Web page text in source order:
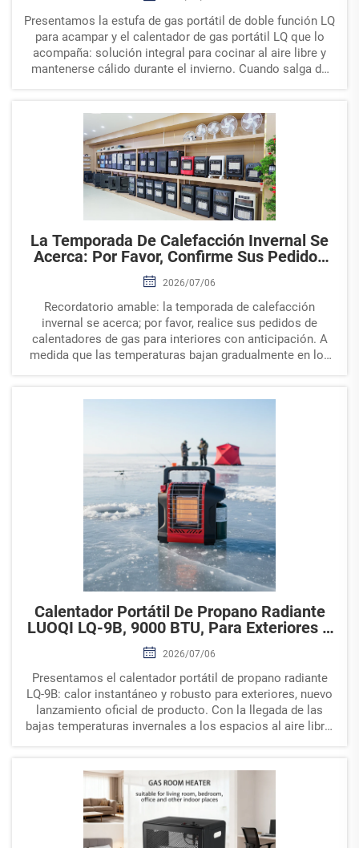
Cocinar Al Aire Libre Y Mantenerse Cálido
En Autocaravanas
Presentamos la estufa de gas portátil de doble función LQ
para acampar y el calentador de gas portátil LQ que lo
acompaña: solución integral para cocinar al aire libre y
mantenerse cálido durante el invierno. Cuando salga de
La Temporada De Calefacción Invernal Se
Acerca: Por Favor, Confirme Sus Pedidos
De Calentadores De Gas Para Interiores
Con Anticipación
2026/07/06
Recordatorio amable: la temporada de calefacción
invernal se acerca; por favor, realice sus pedidos de
calentadores de gas para interiores con anticipación. A
medida que las temperaturas bajan gradualmente en los
gustaría...
Calentador Portátil De Propano Radiante
LUOQI LQ-9B, 9000 BTU, Para Exteriores Y
Tiendas De Pesca Sobre Hielo
2026/07/06
Presentamos el calentador portátil de propano radiante
LQ-9B: calor instantáneo y robusto para exteriores, nuevo
lanzamiento oficial de producto. Con la llegada de las
bajas temperaturas invernales a los espacios al aire libre,